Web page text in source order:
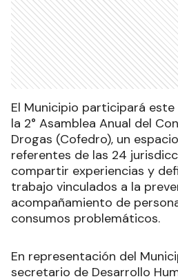
El Municipio participará
la 2° Asamblea Anual del
Drogas (Cofedro), un
referentes de las 24
compartir experiencias y
trabajo vinculados a la
acompañamiento de
consumos problemáticos.
En representación del
secretario de Desarrollo